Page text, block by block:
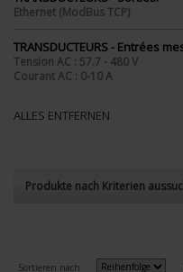
Ethernet (ModBus TCP)
TRANSDUCTEURS - Entrées
Tension AC : 57.7 - 480 V
Courant AC : 0-10 A
ALLES ENTFERNEN
Produkte nach Kriterien
Sortieren nach